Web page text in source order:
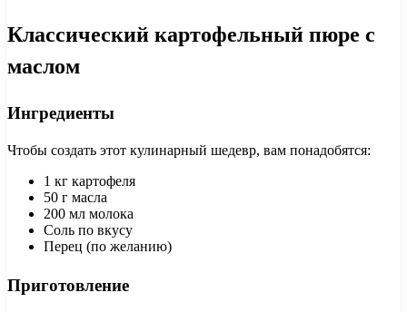
Классический картофельный пюре с
маслом
Ингредиенты
Чтобы создать этот кулинарный шедевр, вам понадобятся:
1 кг картофеля
50 г масла
200 мл молока
Соль по вкусу
Перец (по желанию)
Приготовление